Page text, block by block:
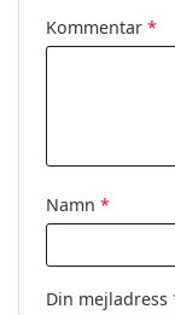
Övrigt
Kommentar *
Namn *
Din mejladress